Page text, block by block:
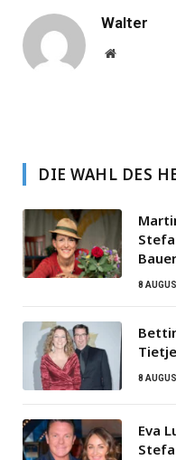
Walter
Website
DIE WAHL DES
8
8
Eva